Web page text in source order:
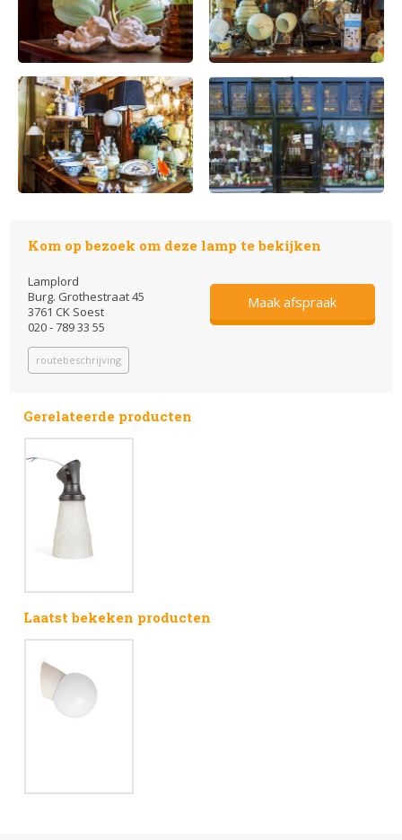
Kom op bezoek om deze lamp te bekijken
Lamplord
Burg. Grothestraat 45
3761 CK Soest
020 - 789 33 55
routebeschrijving
Maak afspraak
Gerelateerde producten
Laatst bekeken producten